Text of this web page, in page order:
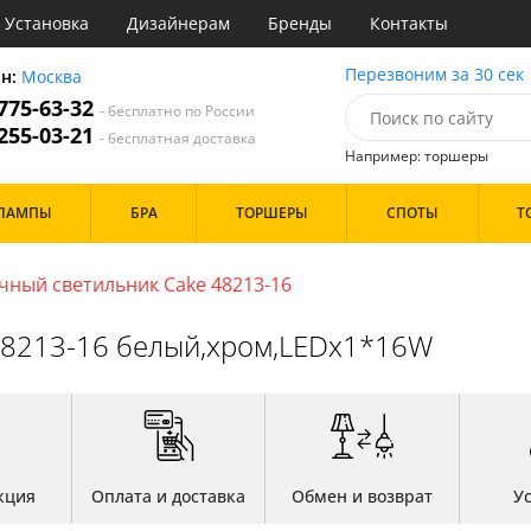
Установка Дизайнерам Бренды Контакты
Москва
63-32- бесплатно по России
03-21- бесплатная доставка
Перезвоним за 30 сек
Например: торшеры
Золото
Черные
Шары
БРА ТОРШЕРЫ СПОТЫ
светильник Cake 48213-16
16 белый,хром,LEDx1*16W
Оплата и доставка Обмен и возврат